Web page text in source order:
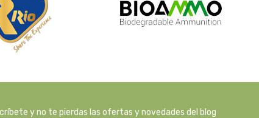
y no te pierdas las ofertas y novedades del blog